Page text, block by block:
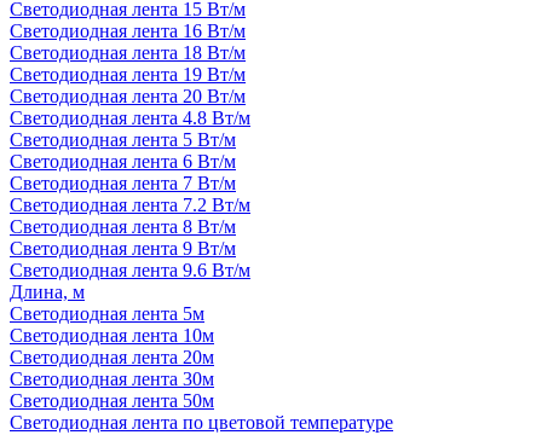
Светодиодная лента 15 Вт/м
Светодиодная лента 16 Вт/м
Светодиодная лента 18 Вт/м
Светодиодная лента 19 Вт/м
Светодиодная лента 20 Вт/м
Светодиодная лента 4.8 Вт/м
Светодиодная лента 5 Вт/м
Светодиодная лента 6 Вт/м
Светодиодная лента 7 Вт/м
Светодиодная лента 7.2 Вт/м
Светодиодная лента 8 Вт/м
Светодиодная лента 9 Вт/м
Светодиодная лента 9.6 Вт/м
Длина, м
Светодиодная лента 5м
Светодиодная лента 10м
Светодиодная лента 20м
Светодиодная лента 30м
Светодиодная лента 50м
Светодиодная лента по цветовой температуре